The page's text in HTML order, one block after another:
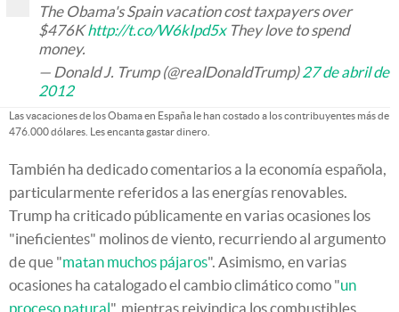
The Obama's Spain vacation cost taxpayers over
$476Khttp://t.co/W6kIpd5xThey love to spend
money.
— Donald J. Trump (@realDonaldTrump)27 de abril de
2012
Las vacaciones de los Obama en España le han costado a los contribuyentes más de
476.000 dólares. Les encanta gastar dinero.
También ha dedicado comentarios a la economía española,
particularmente referidos a las energías renovables.
Trump ha criticado públicamente en varias ocasiones los
"ineficientes" molinos de viento, recurriendo al argumento
de que "matan muchos pájaros". Asimismo, en varias
ocasiones ha catalogado el cambio climático como "un
proceso natural", mientras reivindica los combustibles